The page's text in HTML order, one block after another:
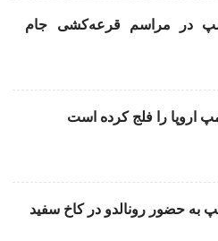
در مراسم قرعه‌کشی جام
اروپا را فلج کرده است
به حضور رونالدو در کاخ سفید